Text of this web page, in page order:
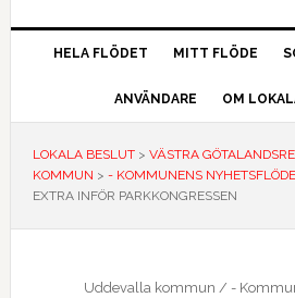
HELA FLÖDET MITT FLÖDE
ANVÄNDARE OM
LOKALA BESLUT> VÄSTRA
KOMMUN > - KOMMUNENS NYHETSFLÖDE
EXTRA INFÖR PARKKONGRESSEN
Uddevalla kommun / -